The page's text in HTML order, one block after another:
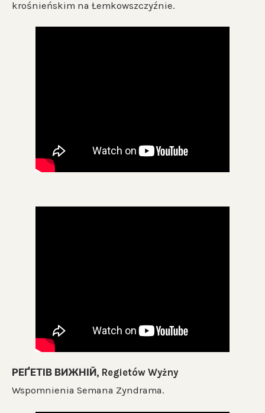
krośnieńskim na Łemkowszczyźnie.
РЕҐЕТІВ ВИЖНІЙ, Regietów Wyżny
Wspomnienia Semana Zyndrama.